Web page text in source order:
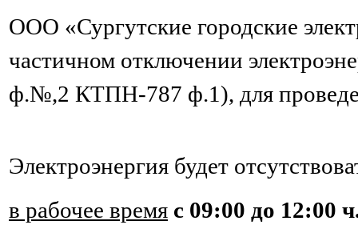
ООО «Сургутские городские
частичном отключении
ф.№,2 КТПН-787 ф.1), для
Электроэнергия будет
в рабочее время с 09:00 до 12:00